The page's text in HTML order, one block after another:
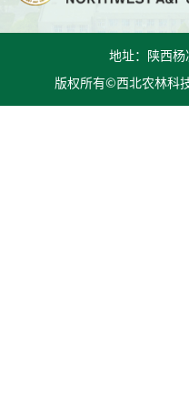
地址：陕西
版权所有©西北农林